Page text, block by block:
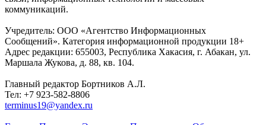
коммуникаций.
Учредитель: ООО «Агентство Информационных
Сообщений». Категория информационной продукции 18+
Адрес редакции: 655003, Республика Хакасия, г. Абакан, ул.
Маршала Жукова, д. 88, кв. 104.
Главный редактор Бортников А.Л.
Тел: +7 923-582-8806
terminus19@yandex.ru